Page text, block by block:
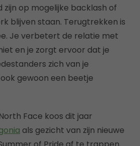
op mogelijke backlash of
blijven staan. Terugtrekken is
Je verbetert de relatie met
en je zorgt ervoor dat je
zich van je
gewoon een beetje
Face koos dit jaar
als gezicht van zijn nieuwe